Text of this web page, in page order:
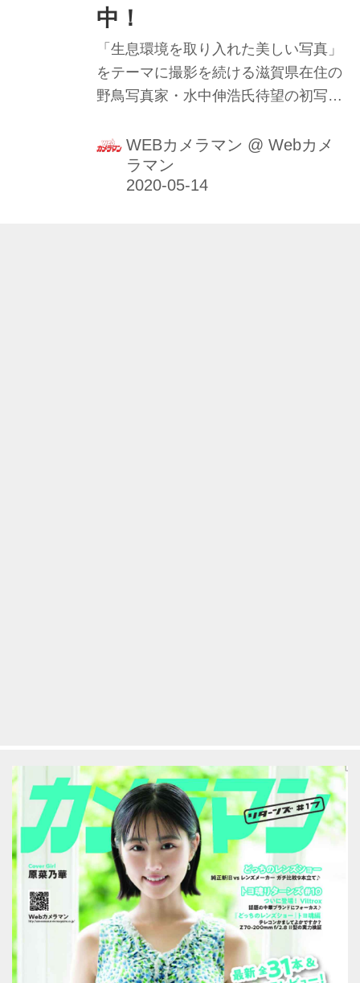
中！
「生息環境を取り入れた美しい写真」
をテーマに撮影を続ける滋賀県在住の
野鳥写真家・水中伸浩氏待望の初写真
縦195mm×横220mm。72ページで掲載
作品は52点｡定価は本体1600円＋税。
WEBカメラマン @ Webカメ
ラマン